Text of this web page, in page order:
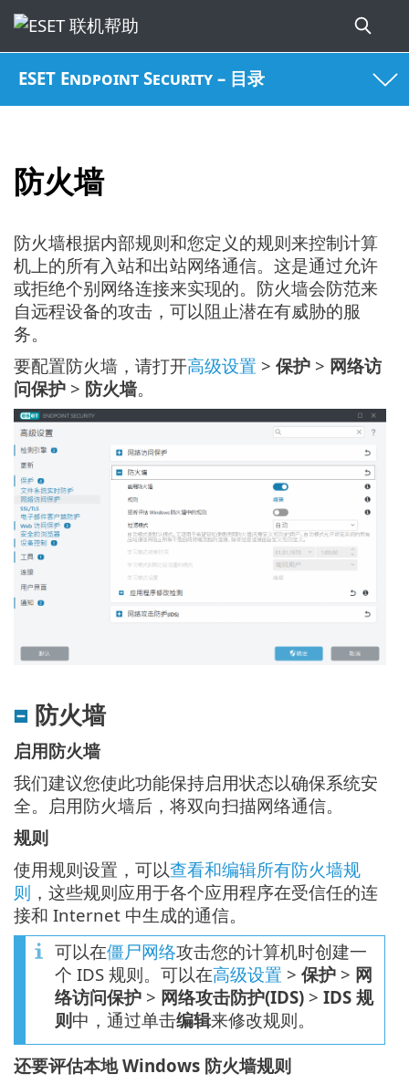
ESET Endpoint Security – 目录
防火墙
防火墙根据内部规则和您定义的规则来控制计算
机上的所有入站和出站网络通信。这是通过允许
或拒绝个别网络连接来实现的。防火墙会防范来
自远程设备的攻击，可以阻止潜在有威胁的服
务。
要配置防火墙，请打开高级设置 > 保护 > 网络访
问保护 > 防火墙。
防火墙
启用防火墙
我们建议您使此功能保持启用状态以确保系统安
全。启用防火墙后，将双向扫描网络通信。
规则
使用规则设置，可以查看和编辑所有防火墙规
则 ，这些规则应用于各个应用程序在受信任的连
接和 Internet 中生成的通信。
可以在僵尸网络攻击您的计算机时创建一
个 IDS 规则。可以在高级设置 > 保护 > 网
络访问保护 > 网络攻击防护(IDS) > IDS 规
则中，通过单击编辑来修改规则。
还要评估本地 Windows 防火墙规则